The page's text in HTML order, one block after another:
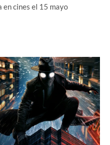
en cines el 15 mayo